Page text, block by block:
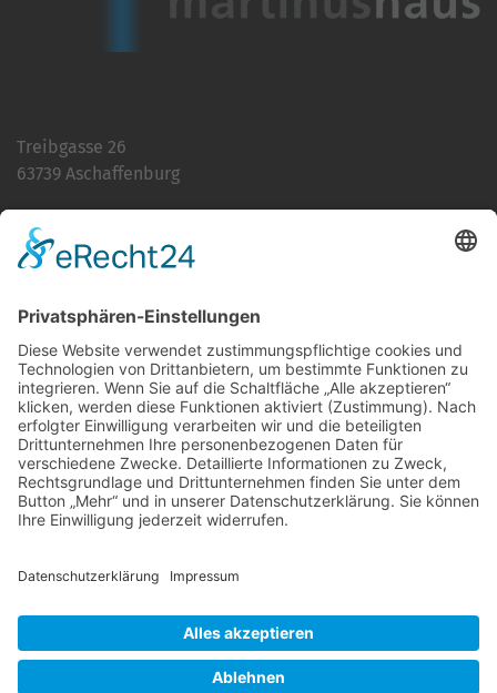
Treibgasse 26
63739 Aschaffenburg
E-Mailinfo@martinushaus.de
Mo?Fr8.30 ? 12.00 Uhr
Mo?Do13.00 ? 16.00 Uhr